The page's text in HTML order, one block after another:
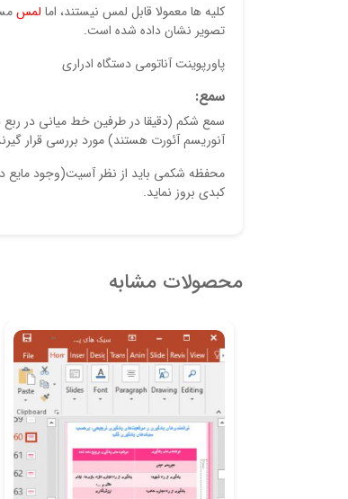
کلیه ها معمولا قابل لمس نیستند، اما لمس
تصویر نشان داده شده است.
پاورپوینت آناتومی دستگاه ادراری
سمع:
سمع شکم (دقیقا در طرفین خط میانی در ربع
آنوریسم آئورت هستند) مورد بررسی قرار
محفظه شکمی باید از نظر آسیت(وجود مایع
کبدی بروز نماید.
محصولات مشابه